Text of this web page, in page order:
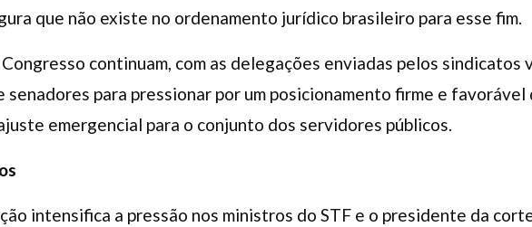
que não existe no ordenamento jurídico brasileiro para esse fim.
continuam, com as delegações enviadas pelos sindicatos
para pressionar por um posicionamento firme e favorável
emergencial para o conjunto dos servidores públicos.
intensifica a pressão nos ministros do STF e o presidente da